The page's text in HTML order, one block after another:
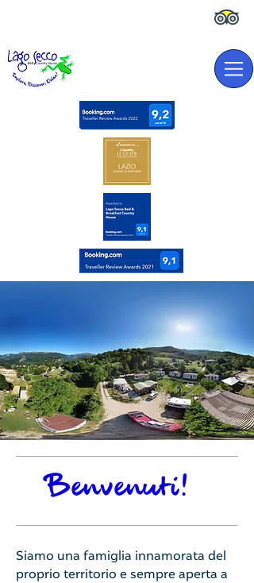
Benvenuti!
Siamo una famiglia innamorata del
proprio territorio e sempre aperta a